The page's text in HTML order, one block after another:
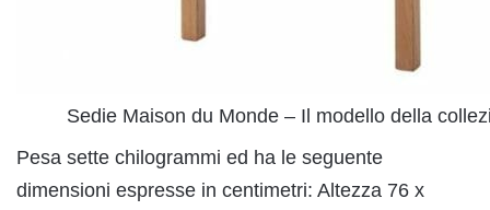
Sedie Maison du Monde – Il modello della
Pesa sette chilogrammi ed ha le seguente
dimensioni espresse in centimetri: Altezza 76 x